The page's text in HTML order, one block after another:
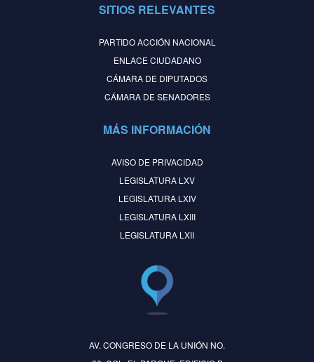
SITIOS RELEVANTES
PARTIDO ACCIÓN NACIONAL
ENLACE CIUDADANO
CÁMARA DE DIPUTADOS
CÁMARA DE SENADORES
MÁS INFORMACIÓN
AVISO DE PRIVACIDAD
LEGISLATURA LXV
LEGISLATURA LXIV
LEGISLATURA LXIII
LEGISLATURA LXII
AV. CONGRESO DE LA UNIÓN NO.